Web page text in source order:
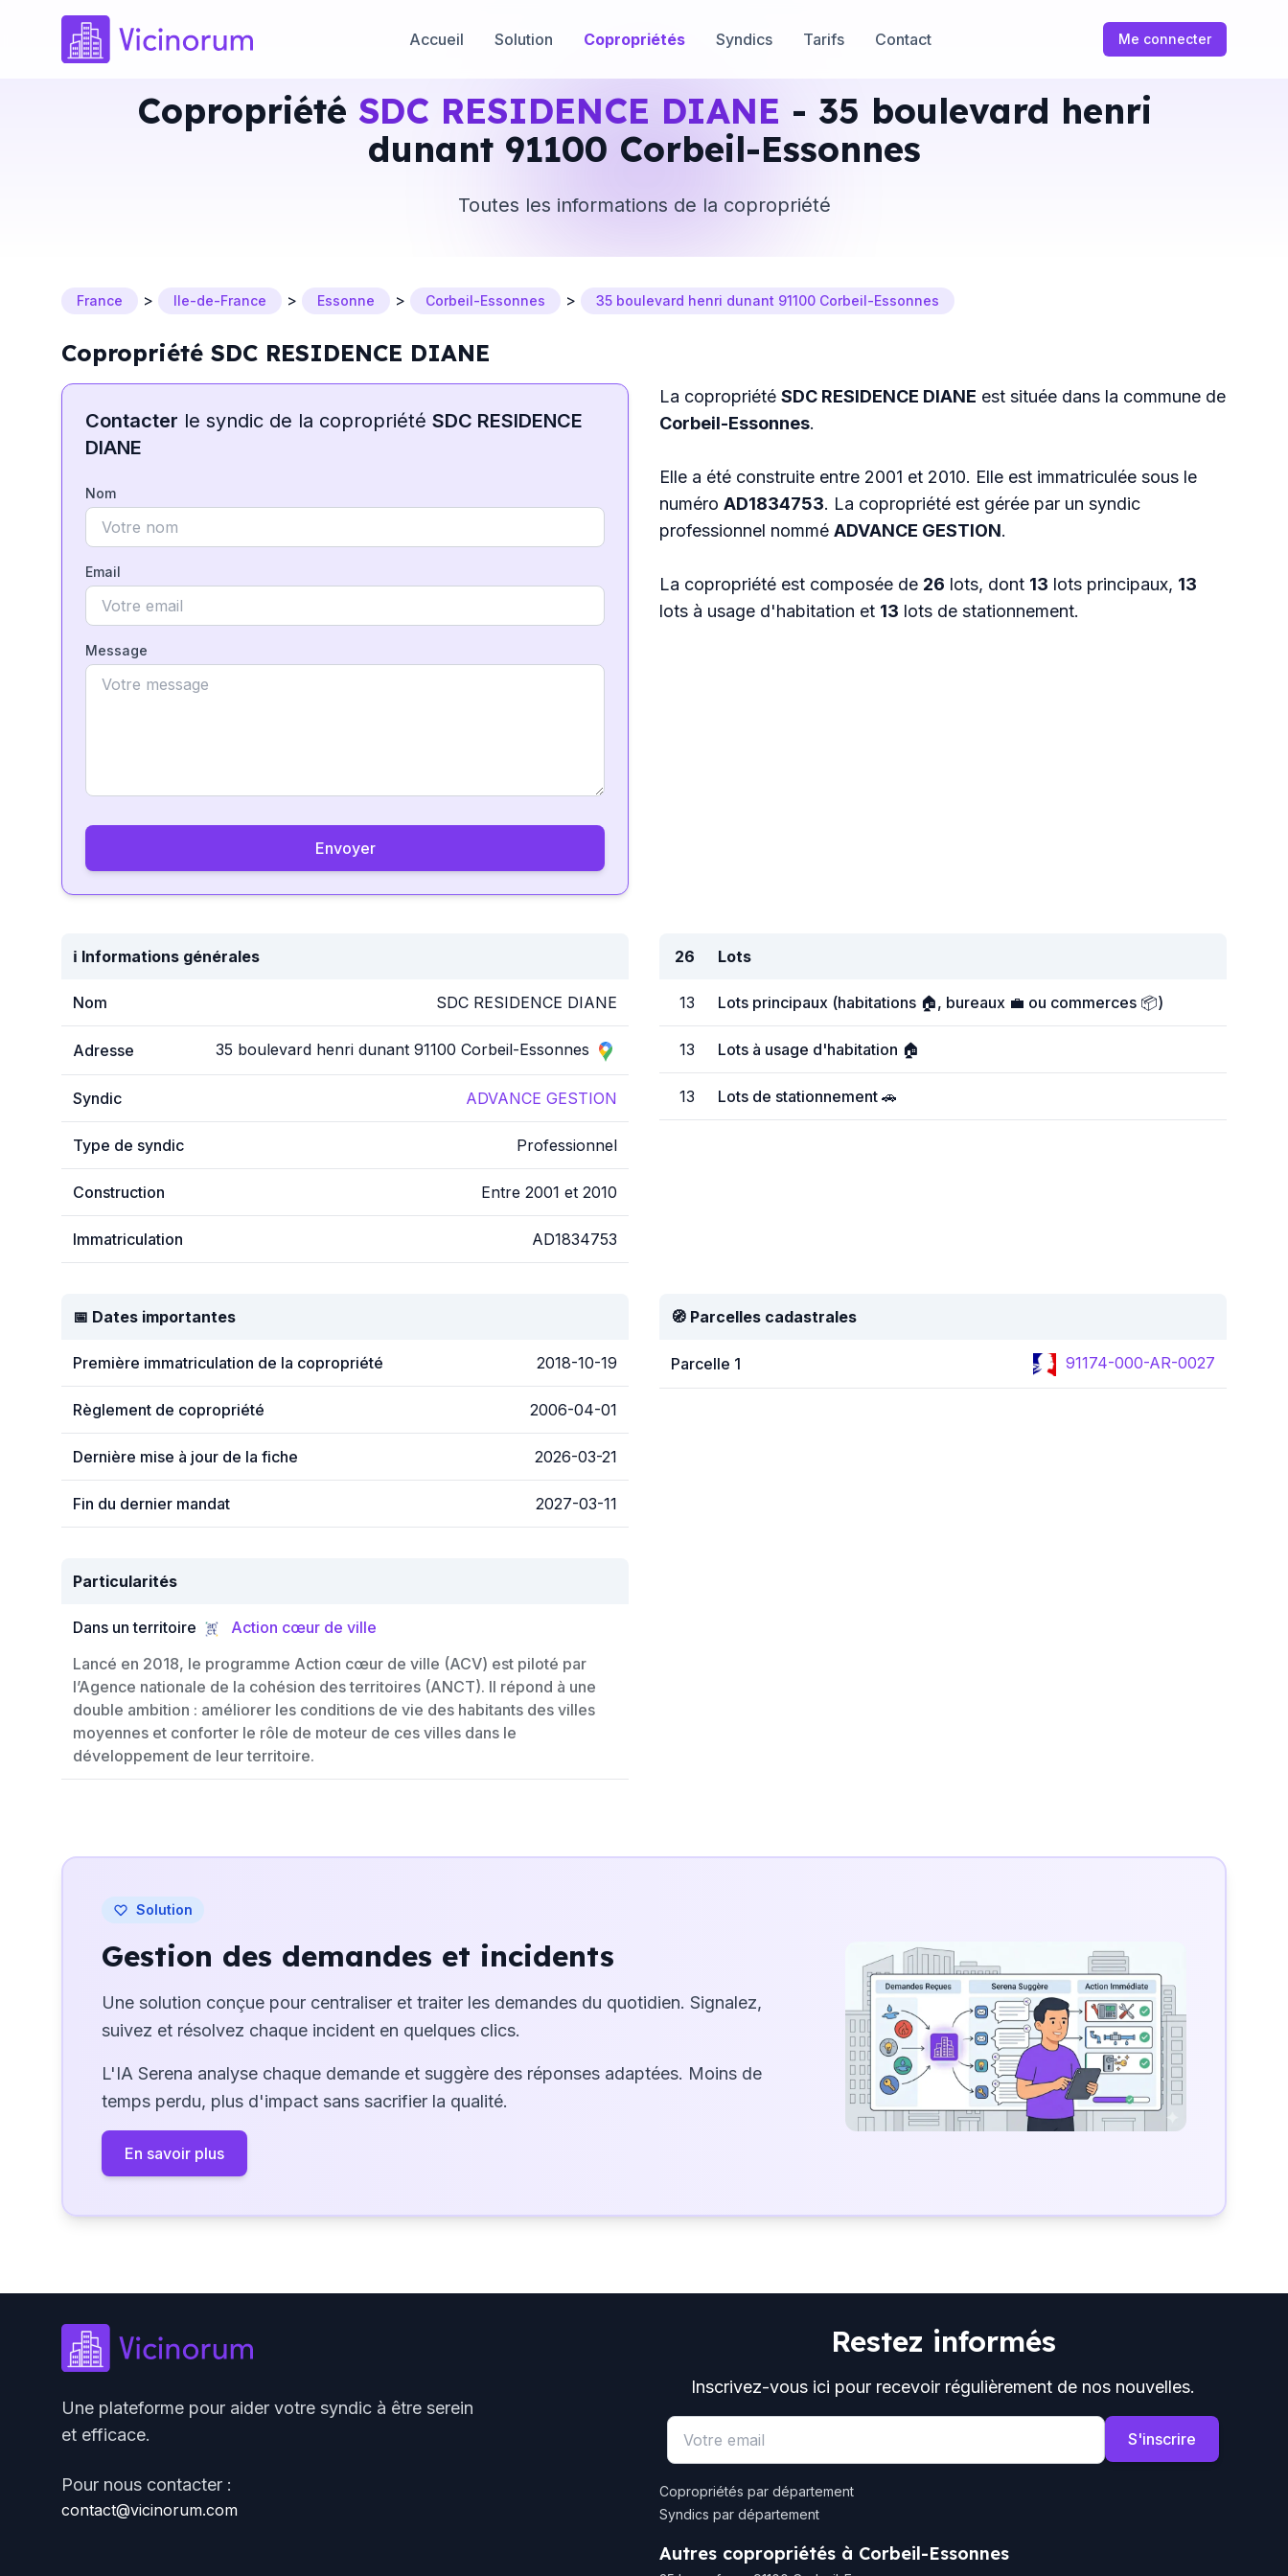
Accueil Solution Copropriétés Syndics Tarifs Contact Me connecter
Copropriété SDC RESIDENCE DIANE - 35 boulevard henri
dunant 91100 Corbeil-Essonnes
Toutes les informations de la copropriété
France > Ile-de-France > Essonne > Corbeil-Essonnes > 35 boulevard henri dunant 91100 Corbeil-Essonnes
Copropriété SDC RESIDENCE DIANE
Contacter le syndic de la copropriété SDC RESIDENCE
DIANE
Nom
Email
Message
Envoyer
La copropriété SDC RESIDENCE DIANE est située dans la commune de
Corbeil-Essonnes.
Elle a été construite entre 2001 et 2010. Elle est immatriculée sous le
numéro AD1834753. La copropriété est gérée par un syndic
professionnel nommé ADVANCE GESTION.
La copropriété est composée de 26 lots, dont 13 lots principaux, 13
lots à usage d'habitation et 13 lots de stationnement.
ℹ️ Informations générales
Nom SDC RESIDENCE DIANE
Adresse 35 boulevard henri dunant 91100 Corbeil-Essonnes
Syndic ADVANCE GESTION
Type de syndic Professionnel
Construction Entre 2001 et 2010
Immatriculation AD1834753
26 Lots
13 Lots principaux (habitations 🏠, bureaux 💼 ou commerces 📦)
13 Lots à usage d'habitation 🏠
13 Lots de stationnement 🚗
📅 Dates importantes
Première immatriculation de la copropriété 2018-10-19
Règlement de copropriété 2006-04-01
Dernière mise à jour de la fiche 2026-03-21
Fin du dernier mandat 2027-03-11
🧭 Parcelles cadastrales
Parcelle 1 91174-000-AR-0027
Particularités
Dans un territoire
Action cœur de ville
Lancé en 2018, le programme Action cœur de ville (ACV) est piloté par
l’Agence nationale de la cohésion des territoires (ANCT). Il répond à une
double ambition : améliorer les conditions de vie des habitants des villes
moyennes et conforter le rôle de moteur de ces villes dans le
développement de leur territoire.
Solution
Gestion des demandes et incidents
Une solution conçue pour centraliser et traiter les demandes du quotidien. Signalez,
suivez et résolvez chaque incident en quelques clics.
L'IA Serena analyse chaque demande et suggère des réponses adaptées. Moins de
temps perdu, plus d'impact sans sacrifier la qualité.
En savoir plus
Une plateforme pour aider votre syndic à être serein
et efficace.
Pour nous contacter :
contact@vicinorum.com
Restez informés
Inscrivez-vous ici pour recevoir régulièrement de nos nouvelles.
Email address
S'inscrire
Copropriétés par département
Syndics par département
Autres copropriétés à Corbeil-Essonnes